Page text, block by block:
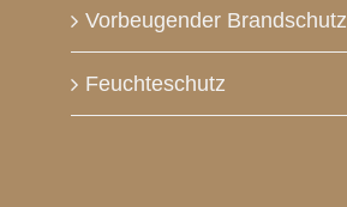
Vorbeugender Brandschutz
Feuchteschutz